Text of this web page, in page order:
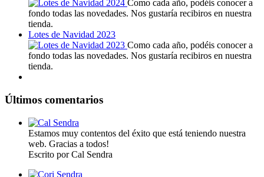
Como cada año, podéis conocer a
fondo todas las novedades. Nos gustaría recibiros en nuestra
tienda.
Lotes de Navidad 2023
Como cada año, podéis conocer a
fondo todas las novedades. Nos gustaría recibiros en nuestra
tienda.
Últimos comentarios
Estamos muy contentos del éxito que está teniendo nuestra
web. Gracias a todos!
Escrito por Cal Sendra